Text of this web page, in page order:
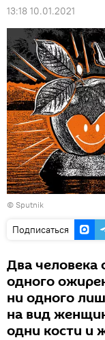
13:18 10.01.2021
© Sputnik
Подписаться
Два человека
одного
ни одного
на вид
одни кости и